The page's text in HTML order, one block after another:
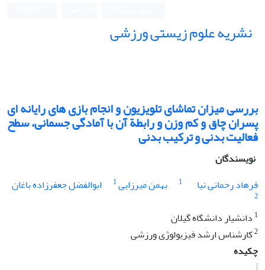
نشریه علوم زیستی ورزشی
بررسی میزان تماشای تلویزیون و انجام بازی های رایانه ای
پسران چاق و کم وزن و رابطة آن با آمادگی جسمانی، سطح
فعالیت بدنی و ترکیب بدنی
نویسندگان
فرهاد رحمانی نیا
1 بهمن میرزایی1 ابوالفضل جعفرزاده باغان
2
1 دانشیار دانشگاه گیلان
2کارشناس ارشد فیزیولوژی ورزشی
چکیده